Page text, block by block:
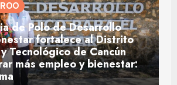
de Polo de Desarrollo
fortalece al Distrito
Tecnológico de Cancún
más empleo y bienestar: